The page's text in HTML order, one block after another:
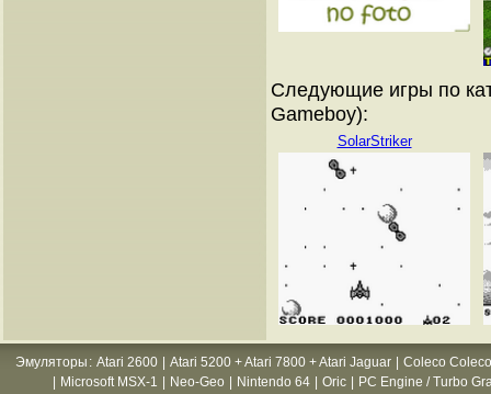
Следующие игры по
Gameboy):
SolarStriker
Эмуляторы : Atari 2600 Atari 5200 + Atari 7800 + Atari Jaguar
Coleco
Microsoft MSX-1 Neo-Geo Nintendo 64 Oric PC Engine / Turbo